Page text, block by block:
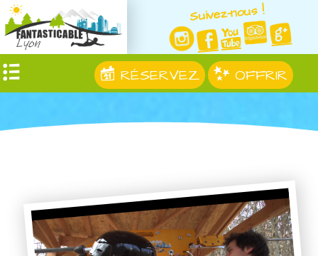
Suivez-nous !
RÉSERVEZ OFFRIR